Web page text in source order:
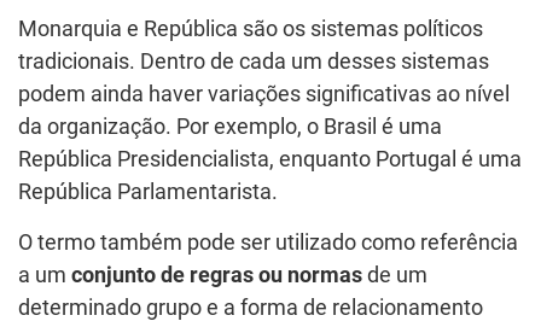
Monarquia e República são os sistemas políticos
tradicionais. Dentro de cada um desses sistemas
podem ainda haver variações significativas ao nível
da organização. Por exemplo, o Brasil é uma
República Presidencialista, enquanto Portugal é uma
República Parlamentarista.
O termo também pode ser utilizado como referência
a um conjunto de regras ou normas de um
determinado grupo e a forma de relacionamento